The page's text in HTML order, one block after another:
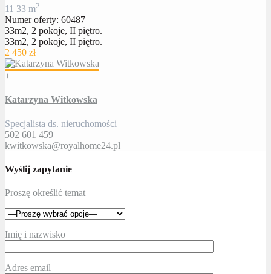
11 33 m2
Numer oferty: 60487
33m2, 2 pokoje, II piętro.
33m2, 2 pokoje, II piętro.
2 450 zł
+
Katarzyna Witkowska
Specjalista ds. nieruchomości
502 601 459
kwitkowska@royalhome24.pl
Wyślij zapytanie
Proszę określić temat
Imię i nazwisko
Adres email